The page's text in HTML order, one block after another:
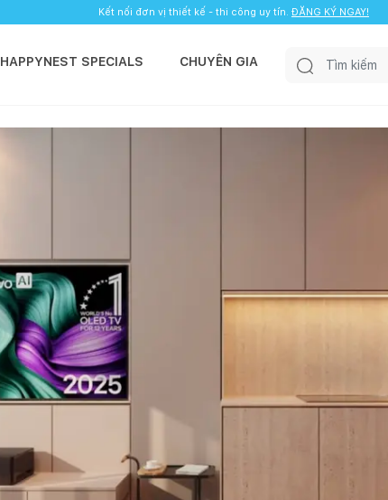
Kết nối đơn vị thiết kế - thi công uy tín. ĐĂNG KÝ NGAY!
HAPPYNEST SPECIALS CHUYÊN GIA